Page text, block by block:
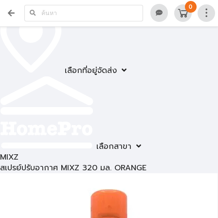
เลือกที่อยู่จัดส่ง
เลือกสาขา
0
MIXZ
สเปรย์ปรับอากาศ MIXZ 320 มล. ORANGE